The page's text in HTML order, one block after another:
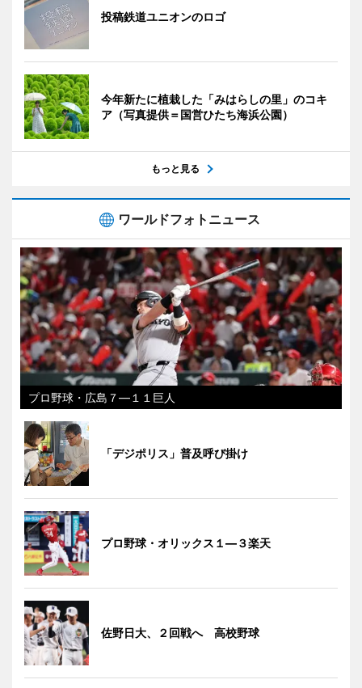
投稿鉄道ユニオンのロゴ
今年新たに植栽した「みはらしの里」のコキ
ア（写真提供＝国営ひたち海浜公園）
もっと見る
ワールドフォトニュース
プロ野球・広島７―１１巨人
「デジポリス」普及呼び掛け
プロ野球・オリックス１―３楽天
佐野日大、２回戦へ 高校野球